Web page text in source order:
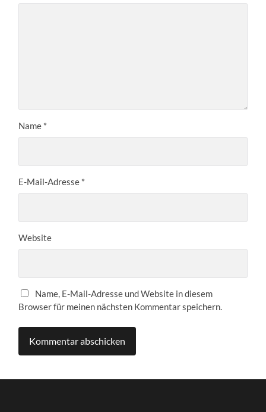
Name *
E-Mail-Adresse *
Website
Name, E-Mail-Adresse und Website in diesem
Browser für meinen nächsten Kommentar speichern.